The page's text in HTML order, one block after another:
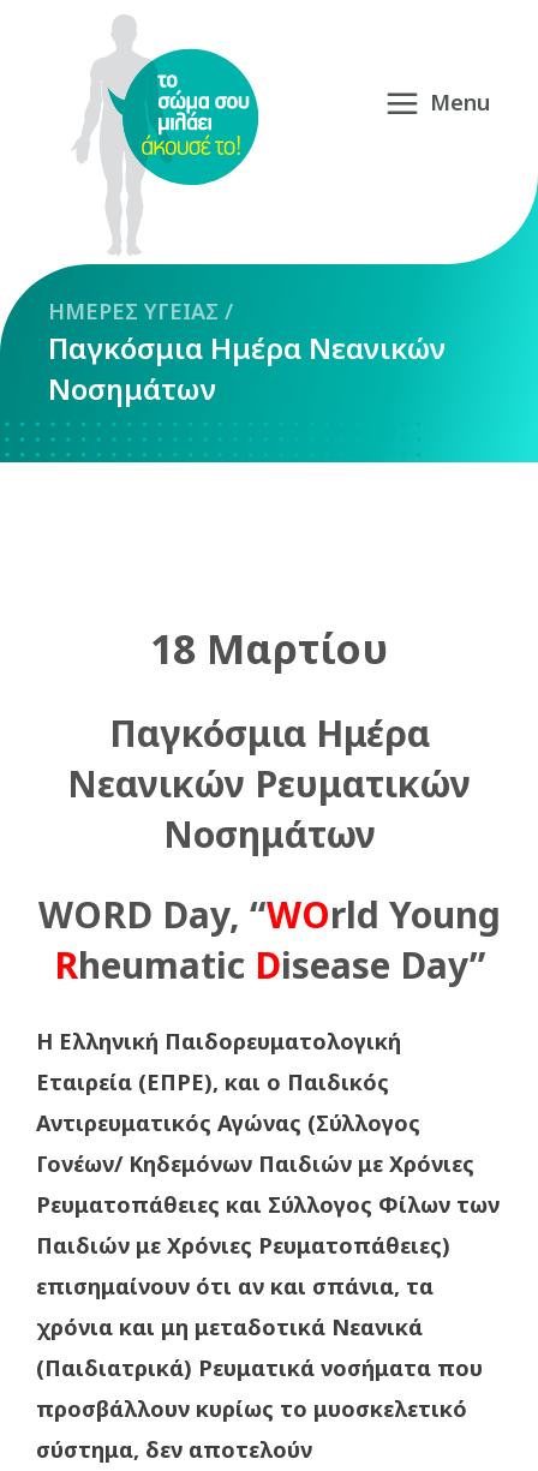
ΗΜΕΡΕΣ ΥΓΕΙΑΣ /
Παγκόσμια Ημέρα Νεανικών
Νοσημάτων
18 Μαρτίου
Παγκόσμια Ημέρα
Νεανικών Ρευματικών
Νοσημάτων
WORD Day, “WOrld Young
Rheumatic Disease Day”
H Ελληνική Παιδορευματολογική
Εταιρεία (ΕΠΡΕ), και ο Παιδικός
Αντιρευματικός Αγώνας (Σύλλογος
Γονέων/ Κηδεμόνων Παιδιών με Χρόνιες
Ρευματοπάθειες και Σύλλογος Φίλων των
Παιδιών με Χρόνιες Ρευματοπάθειες)
επισημαίνουν ότι αν και σπάνια, τα
χρόνια και μη μεταδοτικά Νεανικά
(Παιδιατρικά) Ρευματικά νοσήματα που
προσβάλλουν κυρίως το μυοσκελετικό
σύστημα, δεν αποτελούν